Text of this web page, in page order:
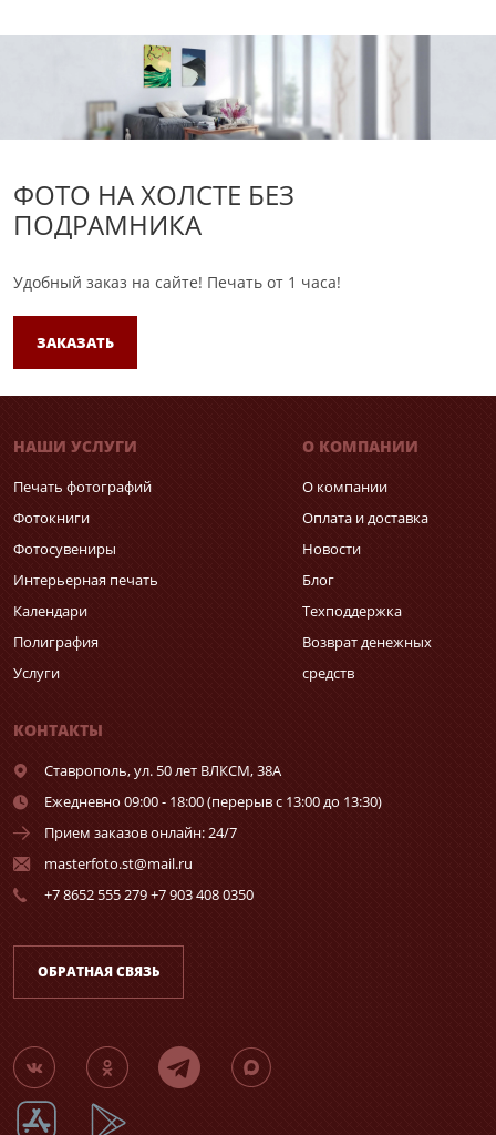
ФОТО НА ХОЛСТЕ БЕЗ
ПОДРАМНИКА
Удобный заказ на сайте! Печать от 1 часа!
ЗАКАЗАТЬ
НАШИ УСЛУГИ
Печать фотографий
Фотокниги
Фотосувениры
Интерьерная печать
Календари
Полиграфия
Услуги
О КОМПАНИИ
О компании
Оплата и доставка
Новости
Блог
Техподдержка
Возврат денежных
средств
КОНТАКТЫ
Ставрополь,ул. 50 лет ВЛКСМ, 38А
Ежедневно 09:00 - 18:00 (перерыв с 13:00 до 13:30)
Прием заказов онлайн: 24/7
masterfoto.st@mail.ru
+7 8652 555 279 +7 903 408 0350
ОБРАТНАЯ СВЯЗЬ